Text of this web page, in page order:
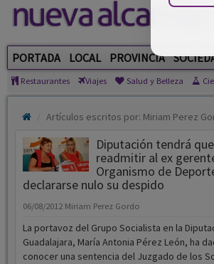
PORTADA LOCAL PROVINCIA
Restaurantes Viajes Salud y Belleza
Artículos escritos por: Miriam Perez
Diputación tendrá que
readmitir al ex
Organismo de
declararse nulo su despido
06/08/2012 Miriam Perez Gordo
La portavoz del Grupo Socialista en la
Guadalajara, María Antonia Pérez León, ha
conocer una sentencia del Juzgado de los